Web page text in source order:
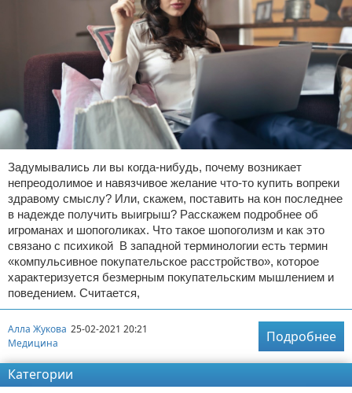
Задумывались ли вы когда-нибудь, почему возникает
непреодолимое и навязчивое желание что-то купить вопреки
здравому смыслу? Или, скажем, поставить на кон последнее
в надежде получить выигрыш? Расскажем подробнее об
игроманах и шопоголиках. Что такое шопоголизм и как это
связано с психикой В западной терминологии есть термин
«компульсивное покупательское расстройство», которое
характеризуется безмерным покупательским мышлением и
поведением. Считается,
Алла Жукова 25-02-2021 20:21
Медицина
Подробнее
Категории